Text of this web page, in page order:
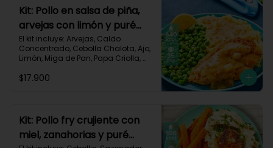
Proteínas 57g
*Acumulas Practi-Puntos
Kit: Pollo en salsa de piña,
arvejas con limón y puré
rústico-54
El kit incluye: Arvejas, Caldo
Concentrado, Cebolla Chalota, Ajo,
Limón, Miga de Pan, Papa Criolla,
Impresa.
$17.900
Kit: Pollo fry crujiente con
miel, zanahorias y puré